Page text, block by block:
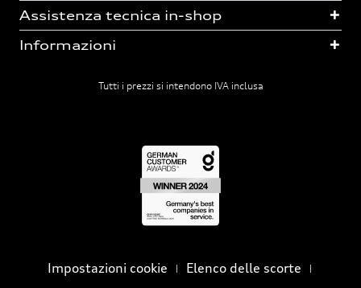
Assistenza tecnica in-shop
Informazioni
Tutti i prezzi si intendono IVA inclusa
Impostazioni cookie Elenco delle scorte